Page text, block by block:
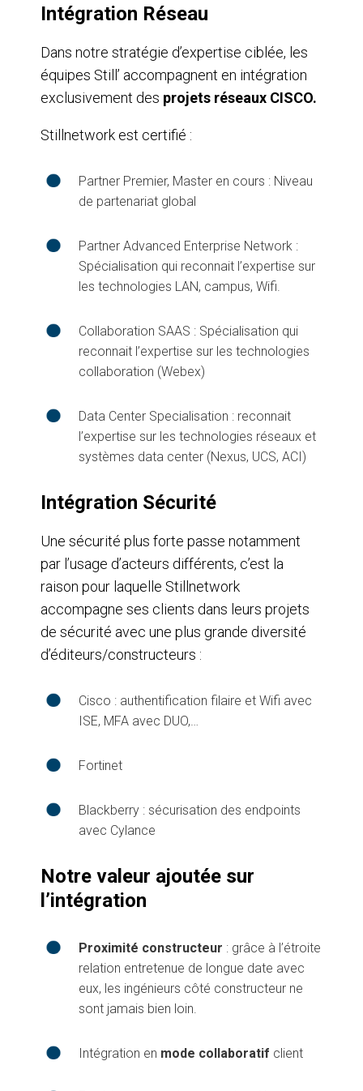
Intégration Réseau
Dans notre stratégie d’expertise ciblée, les
équipes Still’ accompagnent en intégration
exclusivement des projets réseaux CISCO.
Stillnetwork est certifié :
Partner Premier, Master en cours : Niveau
de partenariat global
Partner Advanced Enterprise Network :
Spécialisation qui reconnait l’expertise sur
les technologies LAN, campus, Wifi.
Collaboration SAAS : Spécialisation qui
reconnait l’expertise sur les technologies
collaboration (Webex)
Data Center Specialisation : reconnait
l’expertise sur les technologies réseaux et
systèmes data center (Nexus, UCS, ACI)
Intégration Sécurité
Une sécurité plus forte passe notamment
par l’usage d’acteurs différents, c’est la
raison pour laquelle Stillnetwork
accompagne ses clients dans leurs projets
de sécurité avec une plus grande diversité
d’éditeurs/constructeurs :
Cisco : authentification filaire et Wifi avec
ISE, MFA avec DUO,…
Fortinet
Blackberry : sécurisation des endpoints
avec Cylance
Notre valeur ajoutée sur
l’intégration
Proximité constructeur : grâce à l’étroite
relation entretenue de longue date avec
eux, les ingénieurs côté constructeur ne
sont jamais bien loin.
Intégration en mode collaboratif client